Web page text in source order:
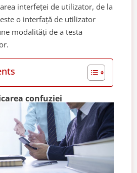
interfeței de utilizator, de la
o interfață de utilizator
modalități de a testa
confuziei